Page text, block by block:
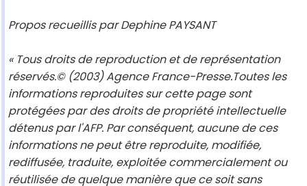
Propos recueillis par Dephine PAYSANT
« Tous droits de reproduction et de représentation
réservés.© (2003) Agence France-Presse.Toutes les
informations reproduites sur cette page sont
protégées par des droits de propriété intellectuelle
détenus par l'AFP. Par conséquent, aucune de ces
informations ne peut être reproduite, modifiée,
rediffusée, traduite, exploitée commercialement ou
réutilisée de quelque manière que ce soit sans